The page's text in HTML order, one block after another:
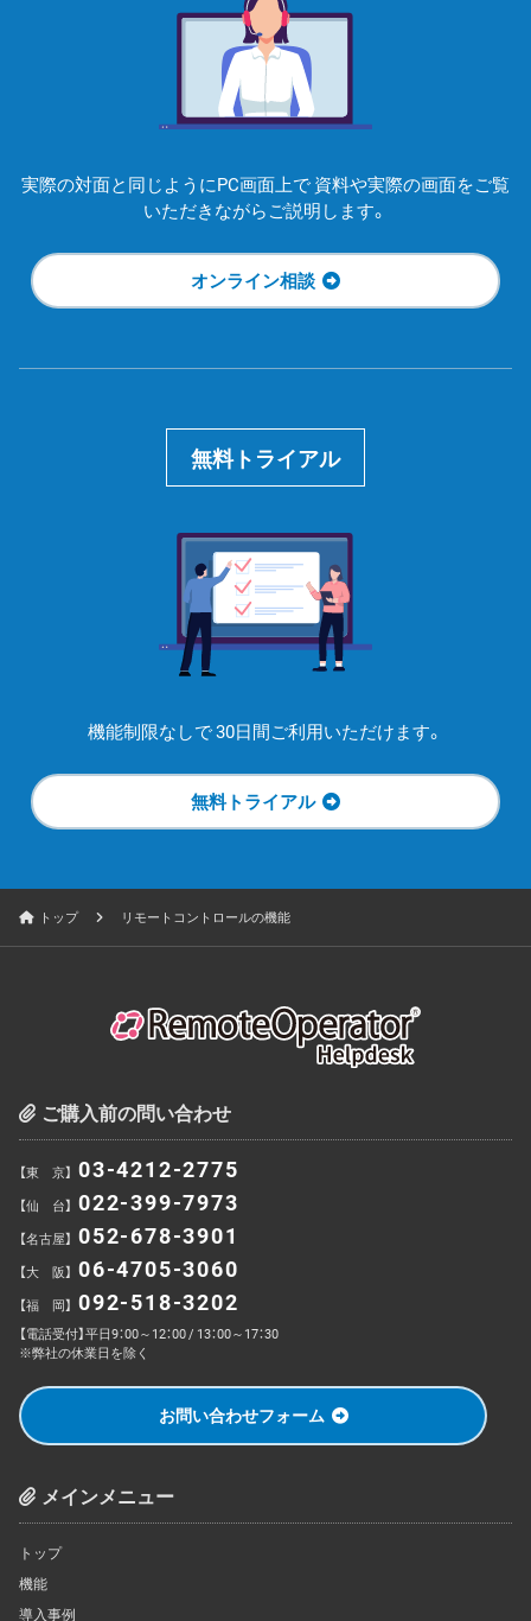
実際の対面と同じようにPC画面上で資料や実際の画面をご覧
いただきながらご説明します。
オンライン相談
無料トライアル
機能制限なしで30日間ご利用いただけます。
無料トライアル
トップ リモートコントロールの機能
ご購入前の問い合わせ
【東 京】 03-4212-2775
【仙 台】 022-399-7973
【名古屋】 052-678-3901
【大 阪】 06-4705-3060
【福 岡】 092-518-3202
【電話受付】平日9：00～12：00 / 13：00～17：30
※弊社の休業日を除く
お問い合わせフォーム
メインメニュー
トップ
機能
導入事例